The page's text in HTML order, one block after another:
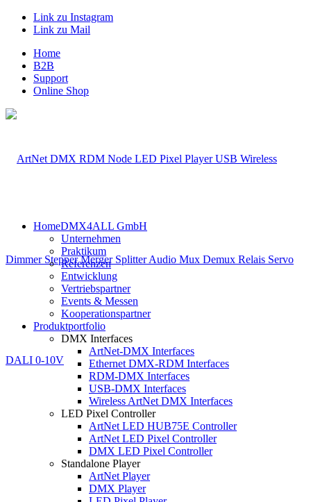
Link zu Instagram
Link zu Mail
Home
B2B
Support
Online Shop
HomeDMX4ALL GmbH
Unternehmen
Praktikum
Referenzen
Entwicklung
Vertriebspartner
Events & Messen
Kooperationspartner
Produktportfolio
DMX Interfaces
ArtNet-DMX Interfaces
Ethernet DMX-RDM Interfaces
RDM-DMX Interfaces
USB-DMX Interfaces
Wireless ArtNet DMX Interfaces
LED Pixel Controller
ArtNet LED HUB75E Controller
ArtNet LED Pixel Controller
DMX LED Pixel Controller
Standalone Player
ArtNet Player
DMX Player